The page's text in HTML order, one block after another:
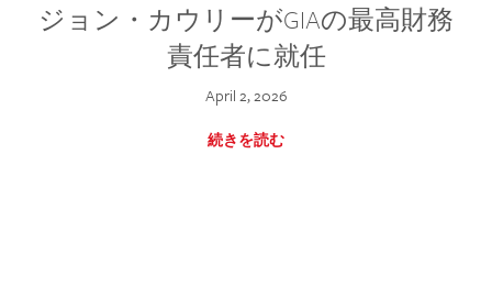
ジョン・カウリーがGIAの最高財務
責任者に就任
April 2, 2026
続きを読む